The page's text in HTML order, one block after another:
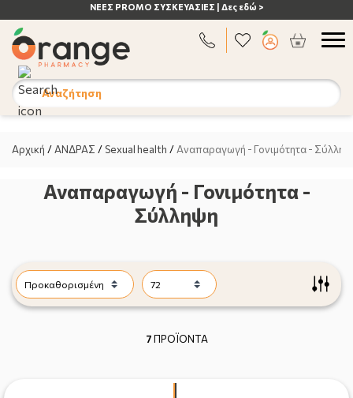
ΝΕΕΣ PROMO ΣΥΣΚΕΥΑΣΙΕΣ | Δες εδώ >
Αναζήτηση
Αρχική / ΑΝΔΡΑΣ / Sexual health / Αναπαραγωγή - Γονιμότητα -
Αναπαραγωγή - Γονιμότητα -
Σύλληψη
7ΠΡΟΪΟΝΤΑ